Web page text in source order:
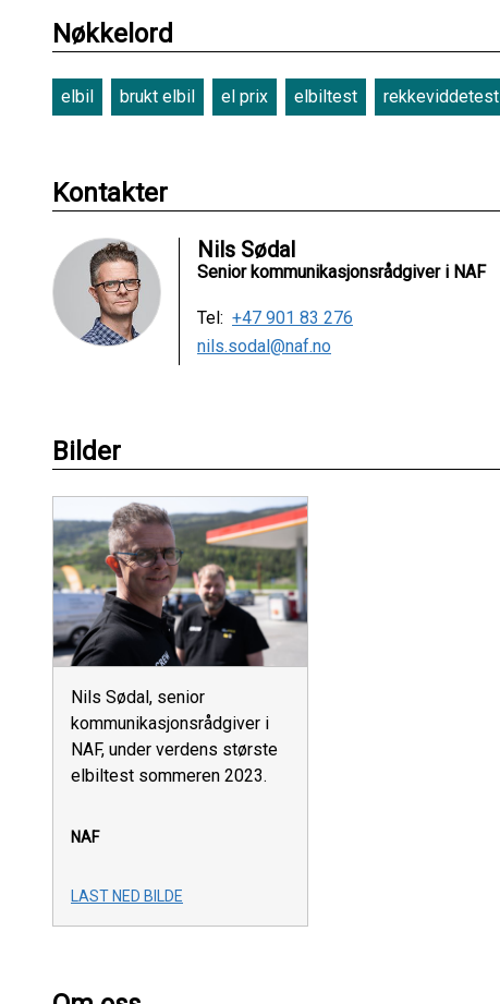
Nøkkelord
elbil brukt elbil el prix elbiltest rekkeviddetest
Kontakter
Nils Sødal
Senior kommunikasjonsrådgiver i NAF
Tel: +47 901 83 276
nils.sodal@naf.no
Bilder
Nils Sødal, senior
kommunikasjonsrådgiver i
NAF, under verdens største
elbiltest sommeren 2023.
NAF
LAST NED BILDE